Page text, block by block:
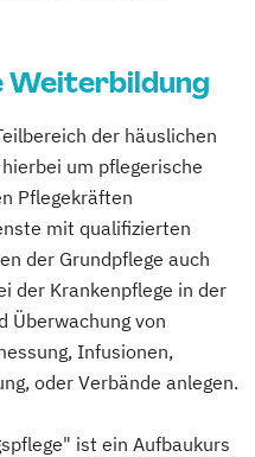
in der
für
Pflege
für
für die
Weiterbildung
der häuslichen
um pflegerische
Pflegekräften
mit qualifizierten
der Grundpflege auch
der Krankenpflege in der
Überwachung von
Infusionen,
oder Verbände anlegen.
ist ein Aufbaukurs